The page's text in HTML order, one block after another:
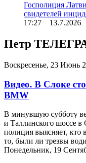
Госполиция
свидетелей
17:27 13.7.2026
Петр
Воскресенье, 23 Июнь
Видео. В Слоке
BMW
В минувшую субботу
и Таллинского шоссе в
полиция выясняет, кто
то, были ли трезвы
Понедельник, 19